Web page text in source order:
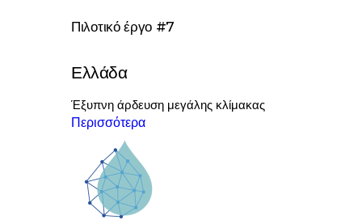
Πιλοτικό έργο #7
Ελλάδα
Έξυπνη άρδευση μεγάλης κλίμακας
Περισσότερα